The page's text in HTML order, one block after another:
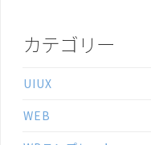
カテゴリー
UIUX
WEB